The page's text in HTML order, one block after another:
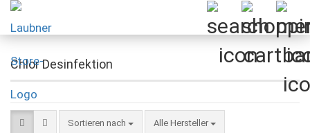
Chlor Desinfektion
Sortieren nach
Sortieren nach Alle Hersteller